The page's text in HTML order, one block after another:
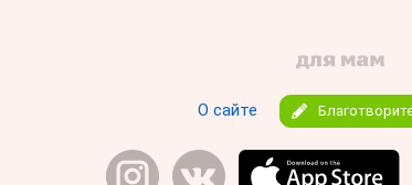
О сайте